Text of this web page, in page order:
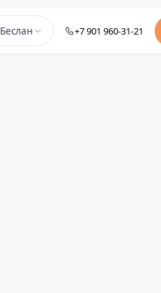
Беслан +7 901 960-31-21